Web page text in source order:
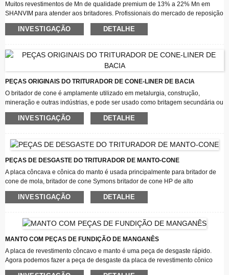
projetados para melhorar a eficiência e reduzir custos, prolongando a vida útil
e minimizando o tempo de inatividade.
Muitos revestimentos de Mn de qualidade premium de 13% a 22% Mn em
SHANVIM para atender aos britadores. Profissionais do mercado de reposição
que fornecem soluções de britagem e mineração para indústrias de
mineração, agregados e reciclagem!
projetadas sob encomenda, garantindo que você tenha a disponibilidade e o
suporte necessários. Oferecemos opções flexíveis para proteger peças uma
única vez, como um serviço pronto para uso ou qualquer outro meio.
INVESTIGAÇÃO DETALHE
PEÇAS ORIGINAIS DO TRITURADOR DE CONE-LINER DE BACIA
O britador de cone é amplamente utilizado em metalurgia, construção,
mineração e outras indústrias, e pode ser usado como britagem secundária ou
britagem terciária e terciária. Várias peças consumíveis de britador de cone
hidráulico, britador de cone composto e britador de cone de mola são
INVESTIGAÇÃO DETALHE
PEÇAS DE DESGASTE DO TRITURADOR DE MANTO-CONE
A placa côncava e cônica do manto é usada principalmente para britador de
cone de mola, britador de cone Symons britador de cone HP de alto
desempenho, britador de cone hidráulico, britador de cone hidráulico giratório
que é utilizado como peças resistentes ao desgaste para o britador primário,
britadores de cone.
INVESTIGAÇÃO DETALHE
MANTO COM PEÇAS DE FUNDIÇÃO DE MANGANÊS
A placa de revestimento côncavo e manto é uma peça de desgaste rápido.
Agora podemos fazer a peça de desgaste da placa de revestimento cônico
Mn13 e Mn18, também podemos fazer os requisitos de materiais